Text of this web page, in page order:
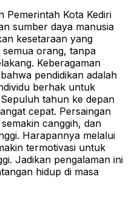
Pemerintah Kota Kediri
sumber daya manusia
kesetaraan yang
orang, tanpa
Keberagaman
pendidikan adalah
berhak untuk
tahun ke depan
cepat. Persaingan
canggih, dan
Harapannya melalui
termotivasi untuk
Jadikan pengalaman ini
hidup di masa